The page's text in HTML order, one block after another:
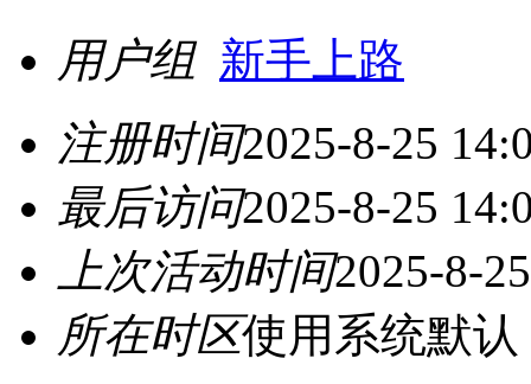
用户组 新手上路
注册时间2025-8-25
最后访问2025-8-25
上次活动时间2025-8-
所在时区使用系统默认